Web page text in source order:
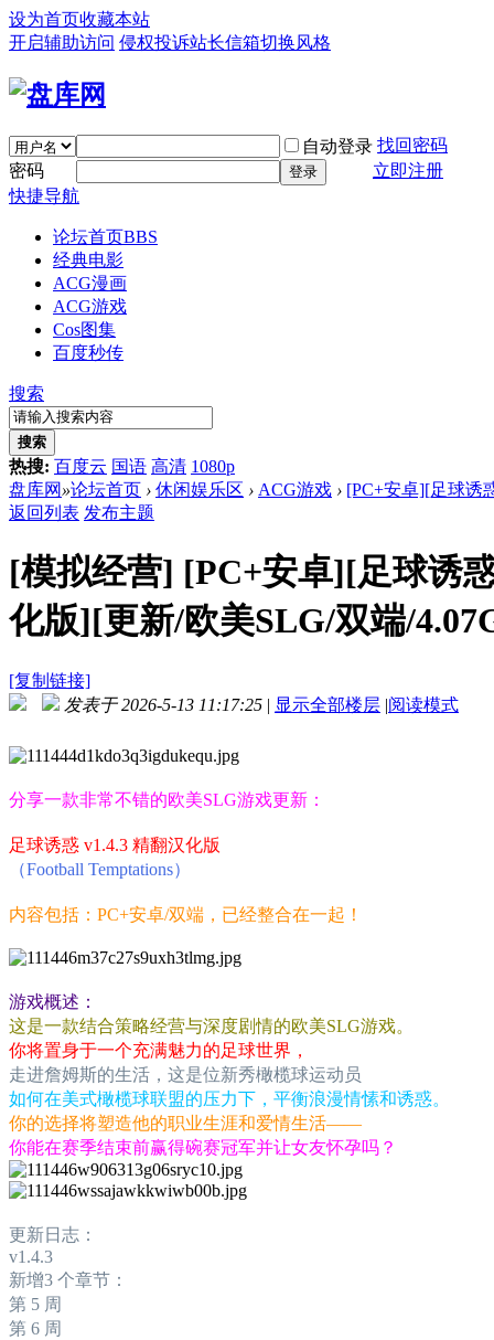
设为首页收藏本站
开启辅助访问 侵权投诉站长信箱切换风格
自动登录 找回密码
密码
登录
立即注册
快捷导航
论坛首页BBS
经典电影
ACG漫画
ACG游戏
Cos图集
百度秒传
搜索
搜索
热搜: 百度云 国语 高清 1080p
盘库网 »论坛首页 › 休闲娱乐区 › ACG游戏 › [PC+安卓][足球诱
返回列表 发布主题
[模拟经营] [PC+安卓][足球诱
化版][更新/欧美SLG/双端/
[复制链接]
发表于 2026-5-13 11:17:25 | 显示全部楼层 |阅读模式
分享一款非常不错的欧美SLG游戏更新：
足球诱惑 v1.4.3 精翻汉化版
（Football Temptations）
内容包括：PC+安卓/双端，已经整合在一起！
游戏概述：
这是一款结合策略经营与深度剧情的欧美SLG游戏。
你将置身于一个充满魅力的足球世界，
走进詹姆斯的生活，这是位新秀橄榄球运动员
如何在美式橄榄球联盟的压力下，平衡浪漫情愫和诱惑。
你的选择将塑造他的职业生涯和爱情生活——
你能在赛季结束前赢得碗赛冠军并让女友怀孕吗？
更新日志：
v1.4.3
新增3 个章节：
第 5 周
第 6 周